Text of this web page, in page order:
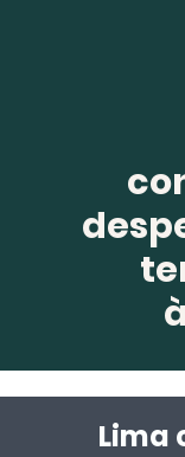
Lima